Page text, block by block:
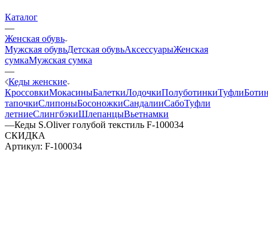
Каталог
—
Женская обувь
Мужская обувьДетская обувьАксессуарыЖенская
сумкаМужская сумка
—
Кеды женские
КроссовкиМокасиныБалеткиЛодочкиПолуботинкиТуфли
тапочкиСлипоныБосоножкиСандалииСабоТуфли
летниеСлингбэкиШлепанцыВьетнамки
—Кеды S.Oliver голубой текстиль F-100034
СКИДКА
Артикул: F-100034